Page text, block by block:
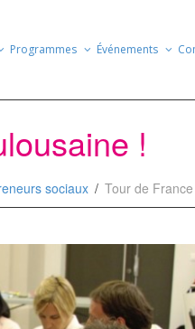
Programmes Événements
!
sociaux Tour de